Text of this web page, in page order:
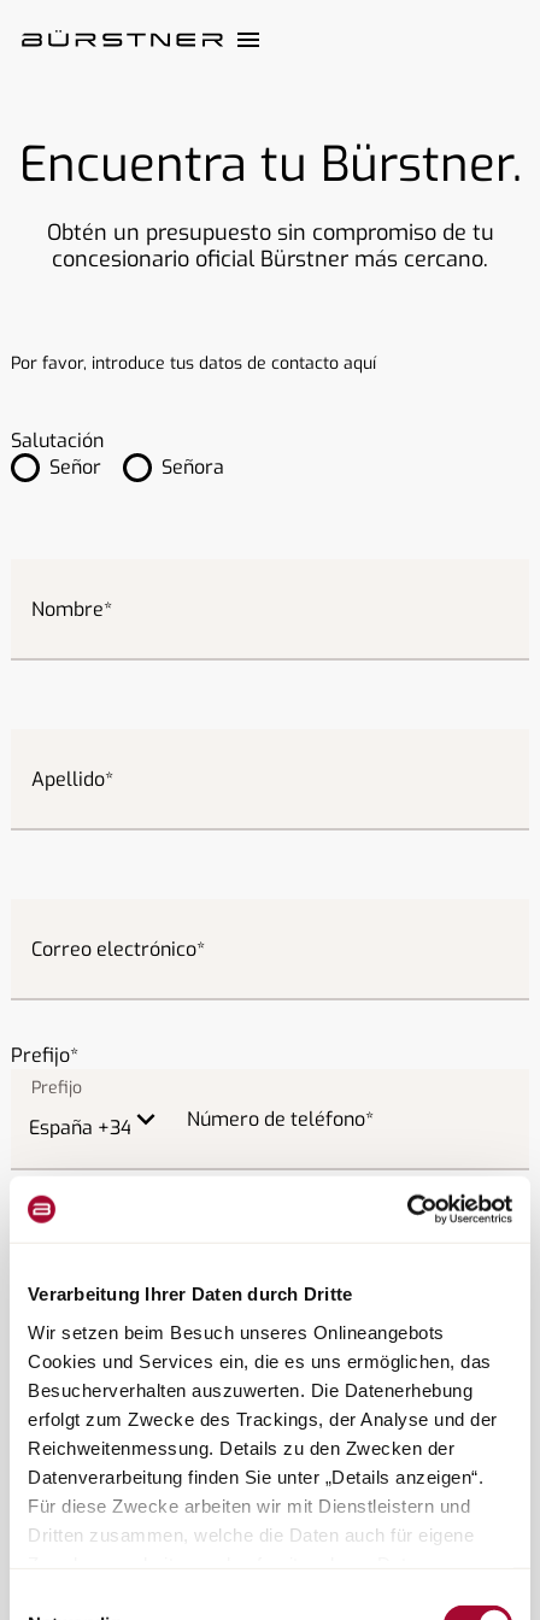
Verarbeitung Ihrer Daten durch Dritte
Wir setzen beim Besuch unseres Onlineangebots
Cookies und Services ein, die es uns ermöglichen, das
Besucherverhalten auszuwerten. Die Datenerhebung
erfolgt zum Zwecke des Trackings, der Analyse und der
Reichweitenmessung. Details zu den Zwecken der
Datenverarbeitung finden Sie unter „Details anzeigen“.
Für diese Zwecke arbeiten wir mit Dienstleistern und
Dritten zusammen, welche die Daten auch für eigene
Encuentra tu Bürstner.
Obtén un presupuesto sin compromiso de tu
concesionario oficial Bürstner más cercano.
Por favor, introduce tus datos de contacto aquí
Salutación
Señor
Señora
Nombre
Apellido
Correo electrónico
Prefijo
Número de teléfono
Elige tu fecha preferida aquí
Fecha
Franja horaria